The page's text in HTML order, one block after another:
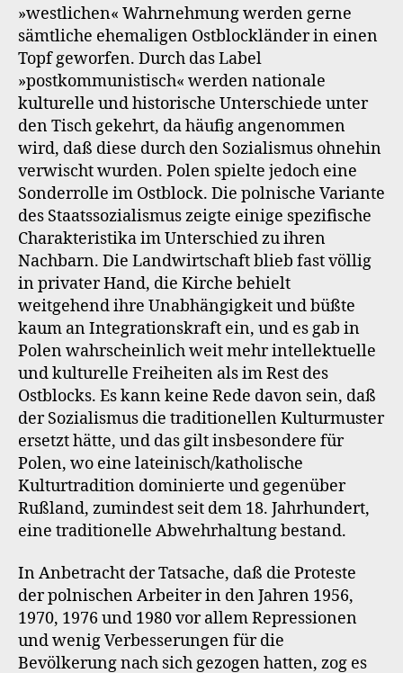
»westlichen« Wahrnehmung werden gerne
sämtliche ehemaligen Ostblockländer in einen
Topf geworfen. Durch das Label
»postkommunistisch« werden nationale
kulturelle und historische Unterschiede unter
den Tisch gekehrt, da häufig angenommen
wird, daß diese durch den Sozialismus ohnehin
verwischt wurden. Polen spielte jedoch eine
Sonderrolle im Ostblock. Die polnische Variante
des Staatssozialismus zeigte einige spezifische
Charakteristika im Unterschied zu ihren
Nachbarn. Die Landwirtschaft blieb fast völlig
in privater Hand, die Kirche behielt
weitgehend ihre Unabhängigkeit und büßte
kaum an Integrationskraft ein, und es gab in
Polen wahrscheinlich weit mehr intellektuelle
und kulturelle Freiheiten als im Rest des
Ostblocks. Es kann keine Rede davon sein, daß
der Sozialismus die traditionellen Kulturmuster
ersetzt hätte, und das gilt insbesondere für
Polen, wo eine lateinisch/katholische
Kulturtradition dominierte und gegenüber
Rußland, zumindest seit dem 18. Jahrhundert,
eine traditionelle Abwehrhaltung bestand.
In Anbetracht der Tatsache, daß die Proteste
der polnischen Arbeiter in den Jahren 1956,
1970, 1976 und 1980 vor allem Repressionen
und wenig Verbesserungen für die
Bevölkerung nach sich gezogen hatten, zog es